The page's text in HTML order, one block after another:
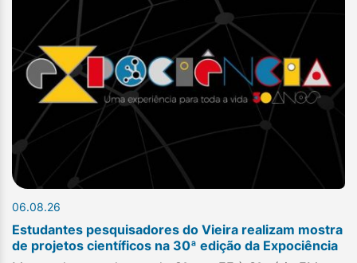
06.08.26
Estudantes pesquisadores do Vieira realizam mostra
de projetos científicos na 30ª edição da Expociência